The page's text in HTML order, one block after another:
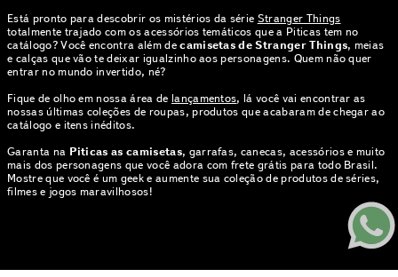
Está pronto para descobrir os mistérios da série Stranger Things
totalmente trajado com os acessórios temáticos que a Piticas tem no
catálogo? Você encontra além decamisetas de Stranger Things, meias
e calças que vão te deixar igualzinho aos personagens. Quem não quer
entrar no mundo invertido, né?
Fique de olho em nossa área de lançamentos, lá você vai encontrar as
nossas últimas coleções de roupas, produtos que acabaram de chegar ao
catálogo e itens inéditos.
Garanta na Piticas as camisetas, garrafas, canecas, acessórios e muito
mais dos personagens que você adora com frete grátis para todo Brasil.
Mostre que você é um geek e aumente sua coleção de produtos de séries,
filmes e jogos maravilhosos!